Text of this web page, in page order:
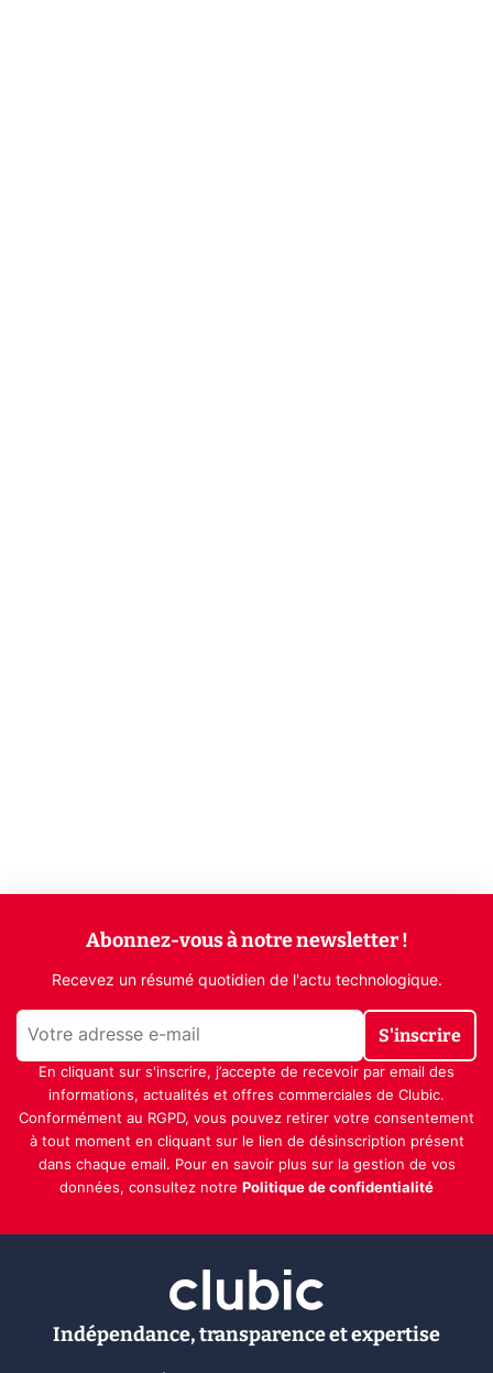
Abonnez-vous à notre newsletter !
Recevez un résumé quotidien de l'actu technologique.
S'inscrire
En cliquant sur s'inscrire, j’accepte de recevoir par email des
informations, actualités et offres commerciales de Clubic.
Conformément au RGPD, vous pouvez retirer votre consentement
à tout moment en cliquant sur le lien de désinscription présent
dans chaque email. Pour en savoir plus sur la gestion de vos
données, consultez notre Politique de confidentialité
Indépendance, transparence et expertise